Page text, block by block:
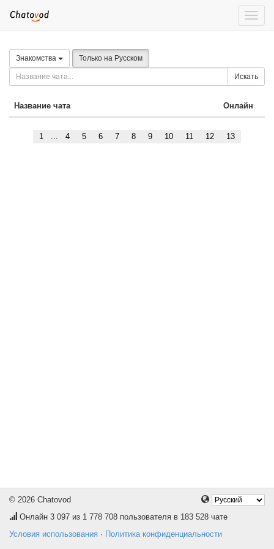
Toggle
Знакомства Только на Русском
Искать
Название чата Онлайн
1 ... 4 5 6 7 8 9 10 11 12 13
© 2026 Chatovod
Онлайн 3 097 из 1 778 708 пользователя в 183 528 чате
Условия использования · Политика конфиденциальности